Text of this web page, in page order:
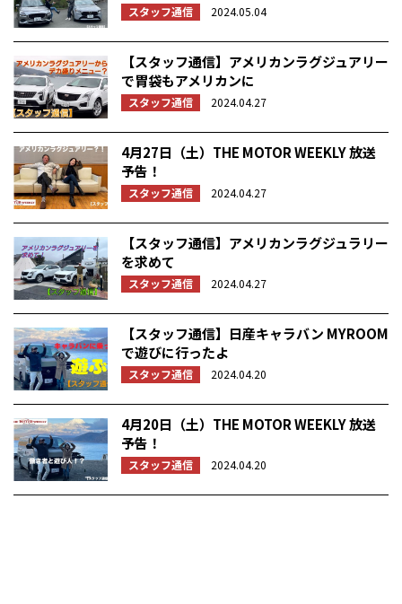
スタッフ通信 2024.05.04
【スタッフ通信】アメリカンラグジュアリー
で胃袋もアメリカンに
スタッフ通信 2024.04.27
4月27日（土）THE MOTOR WEEKLY 放送
予告！
スタッフ通信 2024.04.27
【スタッフ通信】アメリカンラグジュラリー
を求めて
スタッフ通信 2024.04.27
【スタッフ通信】日産キャラバン MYROOM
で遊びに行ったよ
スタッフ通信 2024.04.20
4月20日（土）THE MOTOR WEEKLY 放送
予告！
スタッフ通信 2024.04.20